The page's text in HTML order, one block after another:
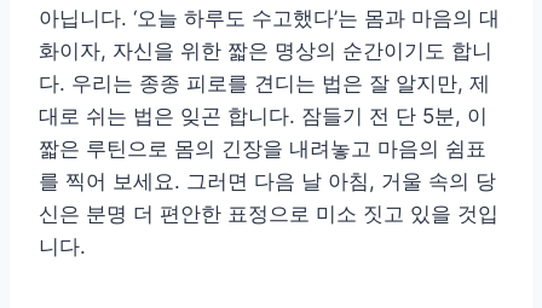
아닙니다. ‘오늘 하루도 수고했다’는 몸과 마음의 대
화이자, 자신을 위한 짧은 명상의 순간이기도 합니
다. 우리는 종종 피로를 견디는 법은 잘 알지만, 제
대로 쉬는 법은 잊곤 합니다. 잠들기 전 단 5분, 이
짧은 루틴으로 몸의 긴장을 내려놓고 마음의 쉼표
를 찍어 보세요. 그러면 다음 날 아침, 거울 속의 당
신은 분명 더 편안한 표정으로 미소 짓고 있을 것입
니다.